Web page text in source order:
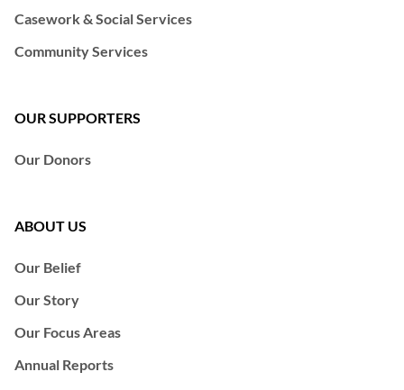
Casework & Social Services
Community Services
OUR SUPPORTERS
Our Donors
ABOUT US
Our Belief
Our Story
Our Focus Areas
Annual Reports